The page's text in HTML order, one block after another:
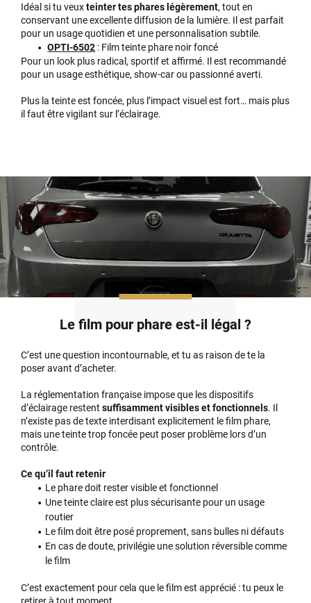
Idéal si tu veuxteinter tes phares légèrement, tout en
conservant une excellente diffusion de la lumière. Il est parfait
pour un usage quotidien et une personnalisation subtile.
OPTI-6502 : Film teinte phare noir foncé
Pour un look plus radical, sportif et affirmé. Il est recommandé
pour un usage esthétique, show-car ou passionné averti.
Plus la teinte est foncée, plus l’impact visuel est fort… mais plus
il faut être vigilant sur l’éclairage.
Le film pour phare est-il légal ?
C’est une question incontournable, et tu as raison de te la
poser avant d’acheter.
La réglementation française impose que les dispositifs
d’éclairage restentsuffisamment visibles et fonctionnels. Il
n’existe pas de texte interdisant explicitement le film phare,
mais une teinte trop foncée peut poser problème lors d’un
contrôle.
Ce qu’il faut retenir
Le phare doit rester visible et fonctionnel
Une teinte claire est plus sécurisante pour un usage
routier
Le film doit être posé proprement, sans bulles ni défauts
En cas de doute, privilégie une solution réversible comme
le film
C’est exactement pour cela que le film est apprécié : tu peux le